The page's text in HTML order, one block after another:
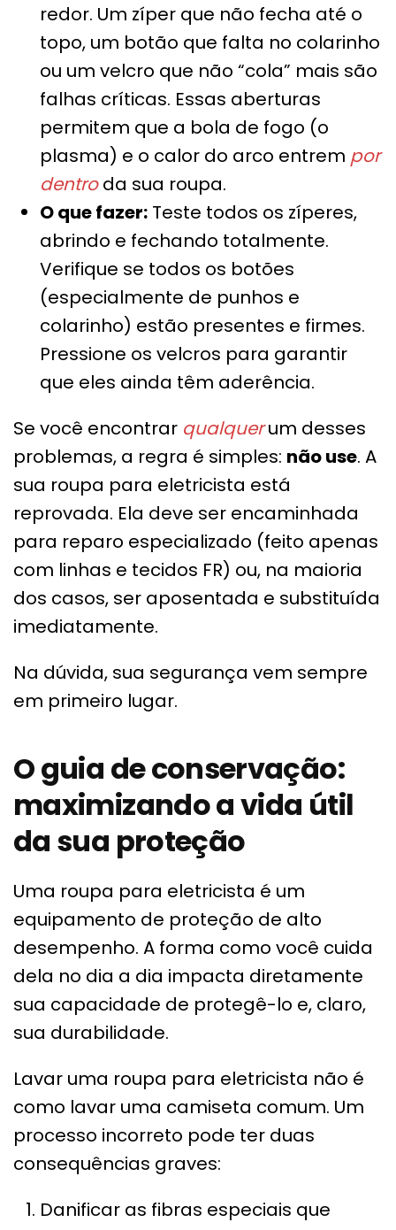
redor. Um zíper que não fecha até o
topo, um botão que falta no colarinho
ou um velcro que não “cola” mais são
falhas críticas. Essas aberturas
permitem que a bola de fogo (o
plasma) e o calor do arco entrem por
dentroda sua roupa.
O que fazer: Teste todos os zíperes,
abrindo e fechando totalmente.
Verifique se todos os botões
(especialmente de punhos e
colarinho) estão presentes e firmes.
Pressione os velcros para garantir
que eles ainda têm aderência.
Se você encontrar qualquerum desses
problemas, a regra é simples: não use. A
sua roupa para eletricista está
reprovada. Ela deve ser encaminhada
para reparo especializado (feito apenas
com linhas e tecidos FR) ou, na maioria
dos casos, ser aposentada e substituída
imediatamente.
Na dúvida, sua segurança vem sempre
em primeiro lugar.
O guia de conservação:
maximizando a vida útil
da sua proteção
Uma roupa para eletricista é um
equipamento de proteção de alto
desempenho. A forma como você cuida
dela no dia a dia impacta diretamente
sua capacidade de protegê-lo e, claro,
sua durabilidade.
Lavar uma roupa para eletricista não é
como lavar uma camiseta comum. Um
processo incorreto pode ter duas
consequências graves:
Danificar as fibras especiais que